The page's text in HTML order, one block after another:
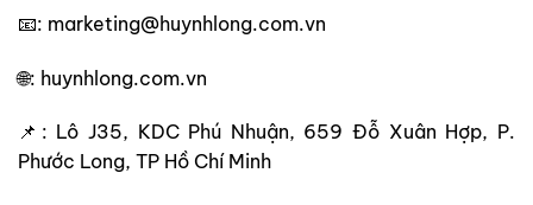
📧: marketing@huynhlong.com.vn
🌐: huynhlong.com.vn
📌: Lô J35, KDC Phú Nhuận, 659 Đỗ Xuân Hợp, P.
Phước Long, TP Hồ Chí Minh